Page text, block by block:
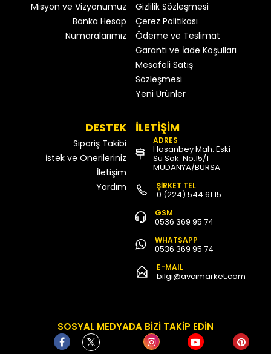
Misyon ve Vizyonumuz
Banka Hesap
Numaralarımız
Gizlilik Sözleşmesi
Çerez Politikası
Ödeme ve Teslimat
Garanti ve İade Koşulları
Mesafeli Satış
Sözleşmesi
Yeni Ürünler
DESTEK
Sipariş Takibi
İstek ve Önerileriniz
İletişim
Yardım
İLETİŞİM
ADRES
Hasanbey Mah. Eski
Su Sok. No:15/1
MUDANYA/BURSA
ŞİRKET TEL
0 (224) 544 61 15
GSM
0536 369 95 74
WHATSAPP
0536 369 95 74
E-MAIL
bilgi@avcimarket.com
SOSYAL MEDYADA BİZİ TAKİP EDİN